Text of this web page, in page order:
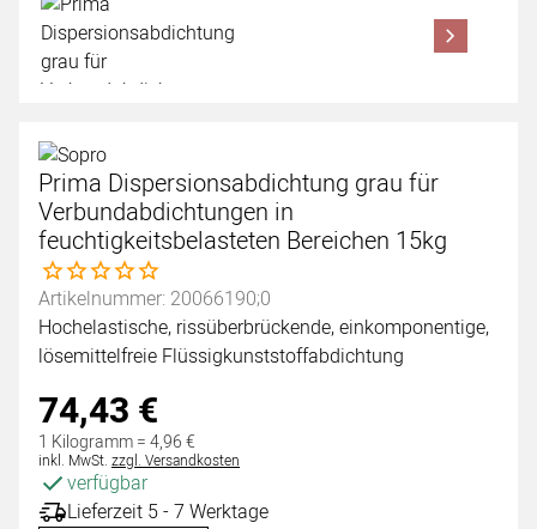
Prima Dispersionsabdichtung grau für
Verbundabdichtungen in
feuchtigkeitsbelasteten Bereichen 15kg
Noch keine Bewertungen abgegeben
Artikelnummer: 20066190;0
Hochelastische, rissüberbrückende, einkomponentige,
lösemittelfreie Flüssigkunststoffabdichtung
74,43 €
1 Kilogramm =4,96€
Steuerhinweis:
inkl. MwSt. zzgl. Versandkosten
verfügbar
Lieferzeit 5 - 7 Werktage